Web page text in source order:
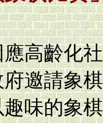
高齡化
邀請象
棋競賽